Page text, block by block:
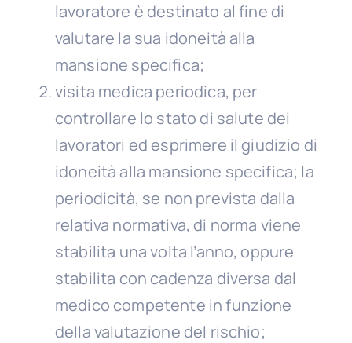
lavoratore è destinato al fine di
valutare la sua idoneità alla
mansione specifica;
visita medica periodica, per
controllare lo stato di salute dei
lavoratori ed esprimere il giudizio di
idoneità alla mansione specifica; la
periodicità, se non prevista dalla
relativa normativa, di norma viene
stabilita una volta l’anno, oppure
stabilita con cadenza diversa dal
medico competente in funzione
della valutazione del rischio;